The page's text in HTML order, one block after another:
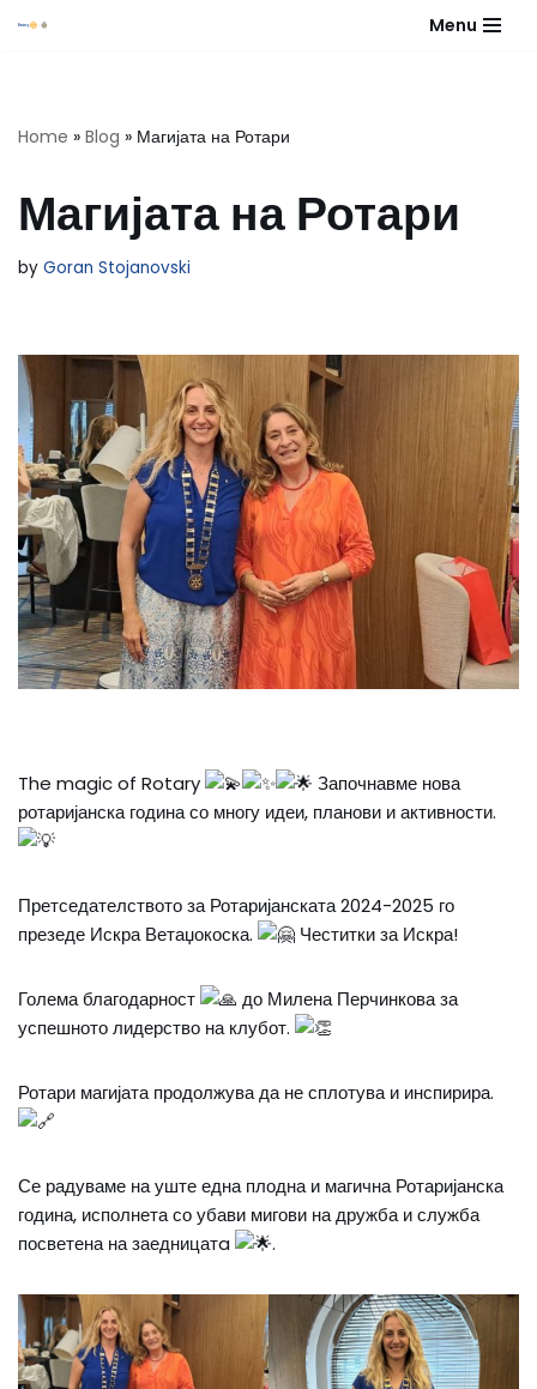
Menu
Home » Blog » Магијата на Ротари
Магијата на Ротари
by Goran Stojanovski
The magic of Rotary
Започнавме нова
ротаријанска година со многу идеи, планови и активности.
Претседателството за Ротаријанската 2024-2025 го
презеде Искра Ветаџокоска.
Честитки за Искра!
Голема благодарност
до Милена Перчинкова за
успешното лидерство на клубот.
Ротари магијата продолжува да не сплотува и инспирира.
Се радуваме на уште една плодна и магична Ротаријанска
година, исполнета со убави мигови на дружба и служба
посветена на заедницатa
.